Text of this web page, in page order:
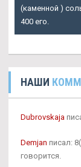
(каменной )
400 его.
НАШИ
Dubrovskaja
Demjan писал:
говорится.